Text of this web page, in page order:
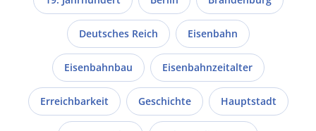
Deutsches Reich Eisenbahn
Eisenbahnbau Eisenbahnzeitalter
Erreichbarkeit Geschichte Hauptstadt